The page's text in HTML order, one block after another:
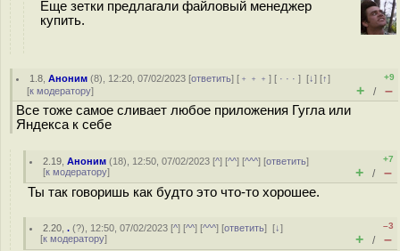
Еще зетки предлагали файловый менеджер
купить.
1.8 ,Аноним (8), 12:20, 07/02/2023 [ответить] [ ﹢﹢﹢] [ · · ·][↓] [↑]
[к модератору]
+9
+ / –
Все тоже самое сливает любое приложения Гугла или
Яндекса к себе
2.19 ,Аноним (18), 12:50, 07/02/2023 [^] [^^] [^^^] [ответить]
[к модератору]
+7
+ / –
Ты так говоришь как будто это что-то хорошее.
2.20 ,. (?), 12:50, 07/02/2023 [^] [^^] [^^^] [ответить][↓]
[к модератору]
–3
+ / –